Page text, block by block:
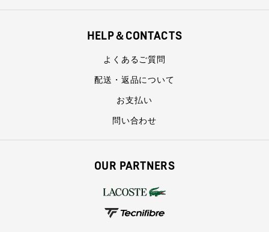
HELP＆CONTACTS
よくあるご質問
配送・返品について
お支払い
問い合わせ
OUR PARTNERS